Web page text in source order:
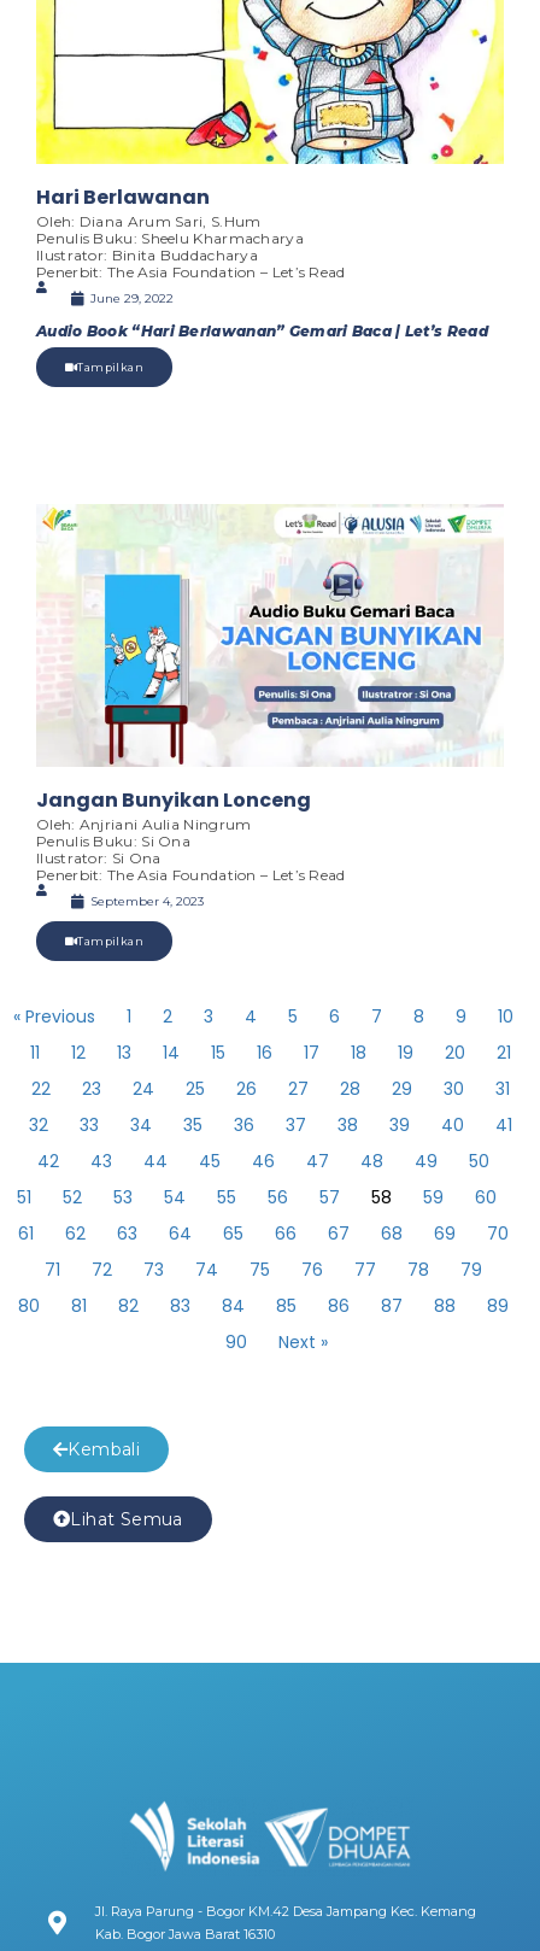
Hari Berlawanan
Oleh: Diana Arum Sari, S.Hum
Penulis Buku: Sheelu Kharmacharya
Ilustrator: Binita Buddacharya
Penerbit: The Asia Foundation – Let’s Read
June 29, 2022
Audio Book “Hari Berlawanan” Gemari Baca | Let’s Read
Tampilkan
Jangan Bunyikan Lonceng
Oleh: Anjriani Aulia Ningrum
Penulis Buku: Si Ona
Ilustrator: Si Ona
Penerbit: The Asia Foundation – Let’s Read
September 4, 2023
Tampilkan
« Previous 1 2 3 4 5 6 7 8 9
10
11
12 13 14 15 16 17 18 19 20
21
22
23 24 25 26 27 28 29 30
31
32
33 34 35 36 37 38 39 40
41
42
43 44 45 46 47 48 49
50
51
52 53 54 55 56 57 58 59
60
61
62 63 64 65 66 67 68 69
70
71
72 73 74 75 76 77 78
79
80
81 82 83 84 85 86 87 88
89
90
Next »
Kembali
Lihat Semua
Jl. Raya Parung - Bogor KM.42 Desa Jampang Kec. Kemang
Kab. Bogor Jawa Barat 16310